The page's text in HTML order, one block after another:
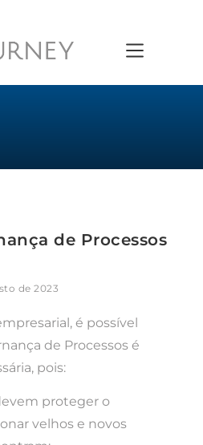
de Processos
de 2023
é possível
de Processos é
pois:
proteger o
velhos e novos